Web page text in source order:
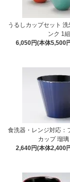
うるしカップセット
ンク 1組
6,050円(本体5,500
食洗器・レンジ対応：
カップ 瑠璃
2,640円(本体2,400